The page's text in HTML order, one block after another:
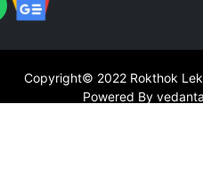
Copyright© 2022 Rokthok
Powered By